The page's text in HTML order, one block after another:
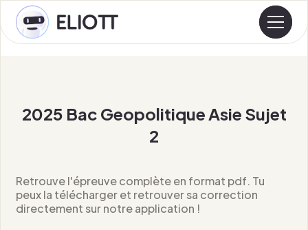
2025 Bac Geopolitique Asie Sujet
2
Retrouve l'épreuve complète en format pdf. Tu
peux la télécharger et retrouver sa correction
directement sur notre application !